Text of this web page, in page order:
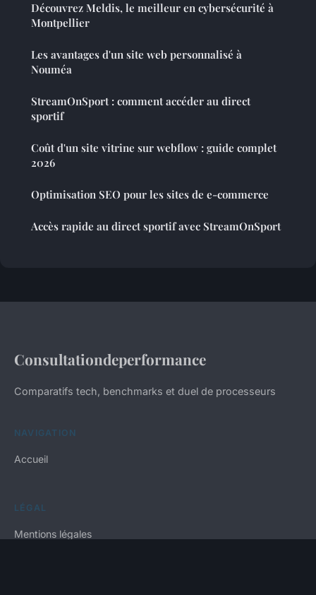
Découvrez Meldis, le meilleur en cybersécurité à
Montpellier
Les avantages d'un site web personnalisé à
Nouméa
StreamOnSport : comment accéder au direct
sportif
Coût d'un site vitrine sur webflow : guide complet
2026
Optimisation SEO pour les sites de e-commerce
Accès rapide au direct sportif avec StreamOnSport
Consultationdeperformance
Comparatifs tech, benchmarks et duel de processeurs
NAVIGATION
Accueil
LÉGAL
Mentions légales